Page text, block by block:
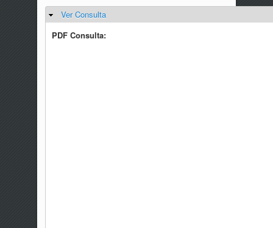
Ocultar
Ver Consulta
PDF Consulta: